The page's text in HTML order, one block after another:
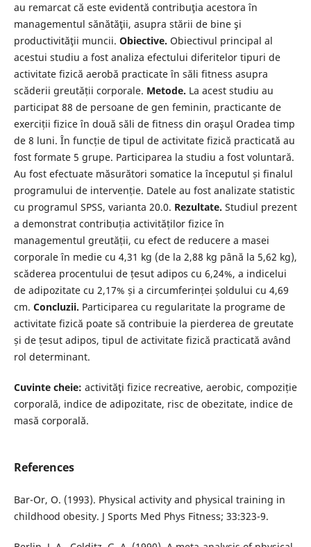
au remarcat că este evidentă contribuţia acestora în
managementul sănătăţii, asupra stării de bine şi
productivităţii muncii. Obiective. Obiectivul principal al
acestui studiu a fost analiza efectului diferitelor tipuri de
activitate fizică aerobă practicate în săli fitness asupra
scăderii greutății corporale. Metode. La acest studiu au
participat 88 de persoane de gen feminin, practicante de
exerciții fizice în două săli de fitness din oraşul Oradea timp
de 8 luni. În funcție de tipul de activitate fizică practicată au
fost formate 5 grupe. Participarea la studiu a fost voluntară.
Au fost efectuate măsurători somatice la începutul și finalul
programului de intervenție. Datele au fost analizate statistic
cu programul SPSS, varianta 20.0. Rezultate. Studiul prezent
a demonstrat contribuția activităților fizice în
managementul greutății, cu efect de reducere a masei
corporale în medie cu 4,31 kg (de la 2,88 kg până la 5,62 kg),
scăderea procentului de țesut adipos cu 6,24%, a indicelui
de adipozitate cu 2,17% și a circumferinței șoldului cu 4,69
cm. Concluzii. Participarea cu regularitate la programe de
activitate fizică poate să contribuie la pierderea de greutate
și de țesut adipos, tipul de activitate fizică practicată având
rol determinant.
Cuvinte cheie: activităţi fizice recreative, aerobic, compoziție
corporală, indice de adipozitate, risc de obezitate, indice de
masă corporală.
References
Bar-Or, O. (1993). Physical activity and physical training in
childhood obesity. J Sports Med Phys Fitness; 33:323-9.